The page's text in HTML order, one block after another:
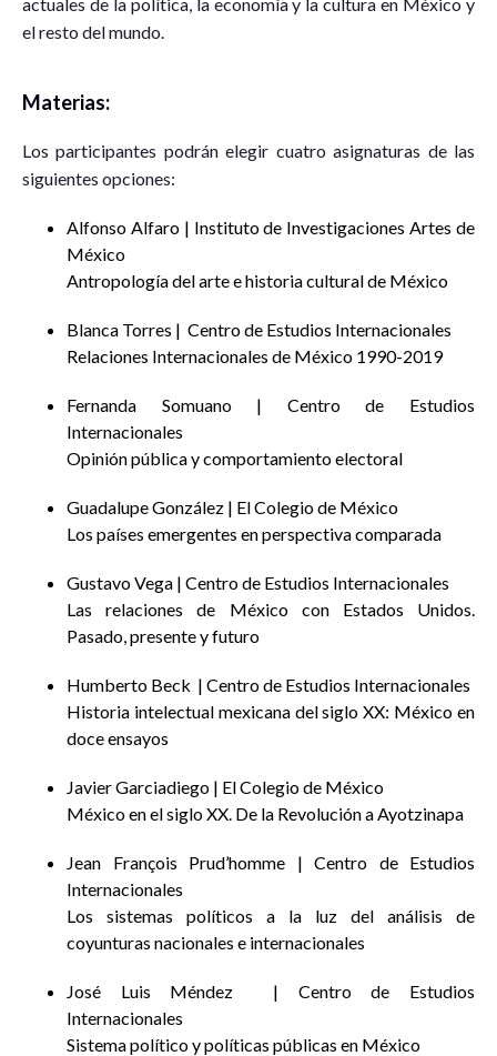
el resto del mundo.
Materias:
Los participantes podrán elegir cuatro asignaturas de las
siguientes opciones:
Alfonso Alfaro | Instituto de Investigaciones Artes de
México
Antropología del arte e historia cultural de México
Blanca Torres | Centro de Estudios Internacionales
Relaciones Internacionales de México 1990-2019
Fernanda Somuano | Centro de Estudios
Internacionales
Opinión pública y comportamiento electoral
Guadalupe González | El Colegio de México
Los países emergentes en perspectiva comparada
Gustavo Vega | Centro de Estudios Internacionales
Las relaciones de México con Estados Unidos.
Pasado, presente y futuro
Humberto Beck | Centro de Estudios Internacionales
Historia intelectual mexicana del siglo XX: México en
doce ensayos
Javier Garciadiego | El Colegio de México
México en el siglo XX. De la Revolución a Ayotzinapa
Jean François Prud’homme | Centro de Estudios
Internacionales
Los sistemas políticos a la luz del análisis de
coyunturas nacionales e internacionales
José Luis Méndez | Centro de Estudios
Internacionales
Sistema político y políticas públicas en México